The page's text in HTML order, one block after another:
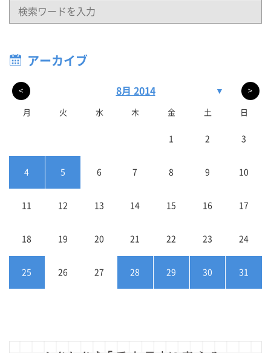
アーカイブ
< 8月 2014 ▼ >
月 火 水 木 金 土 日
1 2 3
4 5 6 7 8 9 10
11 12 13 14 15 16 17
18 19 20 21 22 23 24
25 26 27 28 29 30 31